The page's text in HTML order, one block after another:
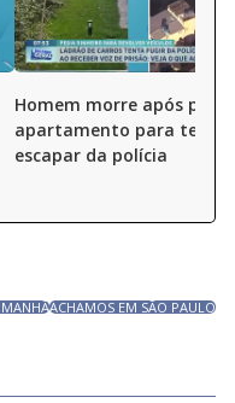
Homem morre após
apartamento para tentar
escapar da polícia
ACHAMOS EM SÃO PAULO